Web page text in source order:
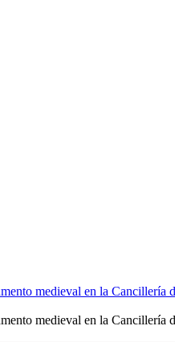
medieval en la Cancillería
medieval en la Cancillería